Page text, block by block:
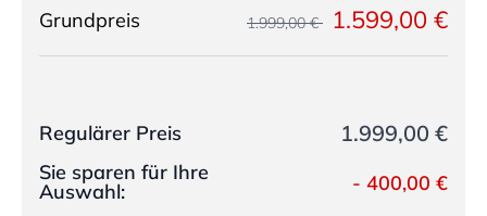
Grundpreis
1.999,00 € 1.599,00 €
Regulärer Preis 1.999,00 €
Sie sparen für Ihre
Auswahl: - 400,00 €